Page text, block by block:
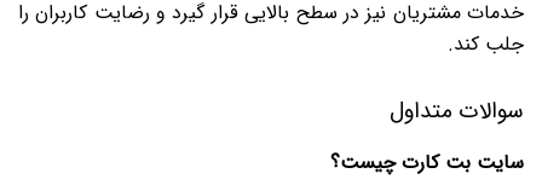
خدمات مشتریان نیز در سطح بالایی قرار گیرد و رضایت کاربران را
جلب کند.
سوالات متداول
سایت بت کارت چیست؟